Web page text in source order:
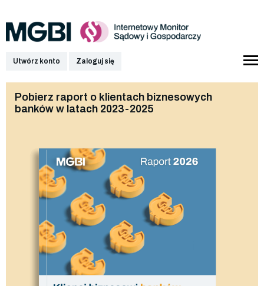
Utwórz konto Zaloguj się
Pobierz raport o klientach biznesowych
banków w latach 2023-2025